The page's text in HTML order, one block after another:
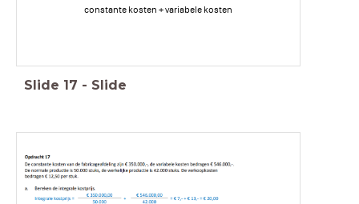
constante kosten + variabele kosten
Slide 17 - Slide